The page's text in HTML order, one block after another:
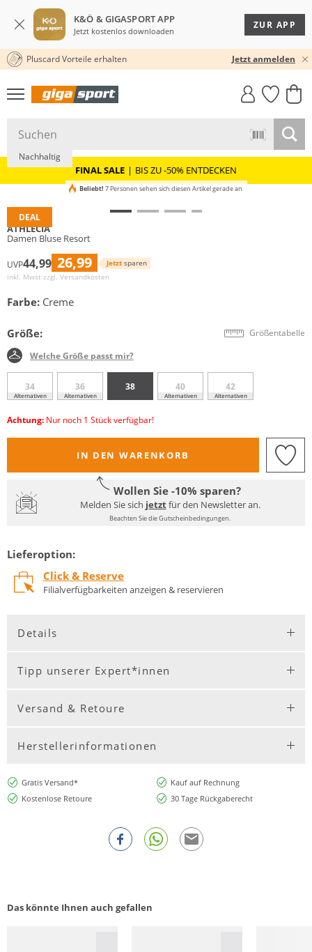
K&Ö & GIGASPORT APP
Jetzt kostenlos downloaden
ZUR APP
30 TAGE RÜCKGABERECHT
Pluscard Vorteile erhalten Jetzt anmelden
GIGASTYLE
FAHRRAD­
MUST-HAVE
FINAL SALE | BIS ZU -50% ENTDECKEN
DEAL
Nachhaltig
Beliebt! 7 Personen sehen sich diesen Artikel gerade an
ATHLECIA
Damen Bluse Resort
UVP44,99 26,99 Jetzt sparen
inkl. Mwst zzgl. Versandkosten
Farbe: Creme
Größe: Größentabelle
Welche Größe passt mir?
34
Alternativen
36
Alternativen
38 40
Alternativen
42
Alternativen
Achtung: Nur noch 1 Stück verfügbar!
IN DEN WARENKORB
Wollen Sie -10% sparen?
Melden Sie sich jetztfür den Newsletter an.
Beachten Sie die Gutscheinbedingungen.
Lieferoption:
Click & Reserve
Filialverfügbarkeiten anzeigen & reservieren
Details
Tipp unserer Expert*innen
Versand & Retoure
Herstellerinformationen
Gratis Versand*
Kauf auf Rechnung
Kostenlose Retoure
30 Tage Rückgaberecht
Das könnte Ihnen auch gefallen